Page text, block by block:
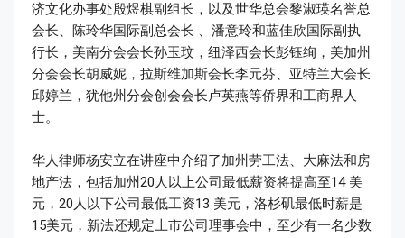
济文化办事处殷煜棋副组长，以及世华总会黎淑瑛名誉总
会长、陈玲华国际副总会长 、潘意玲和蓝佳欣国际副执
行长，美南分会会长孙玉玟，纽泽西会长彭钰绚，美加州
分会会长胡威妮，拉斯维加斯会长李元芬、亚特兰大会长
邱婷兰，犹他州分会创会会长卢英燕等侨界和工商界人
士。
华人律师杨安立在讲座中介绍了加州劳工法、大麻法和房
地产法，包括加州20人以上公司最低薪资将提高至14 美
元，20人以下公司最低工资13 美元，洛杉矶最低时薪是
15美元，新法还规定上市公司理事会中，至少有一名少数